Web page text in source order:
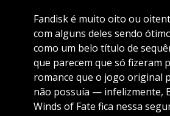
Fandisk é muito oito ou
com alguns deles sendo
como um belo título de
que parecem que só fizeram
romance que o jogo original
não possuía — infelizmente,
Winds of Fate fica nessa